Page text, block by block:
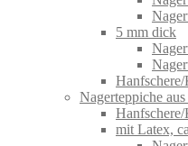
5 mm dick
Nagerteppiche
mit Latex,